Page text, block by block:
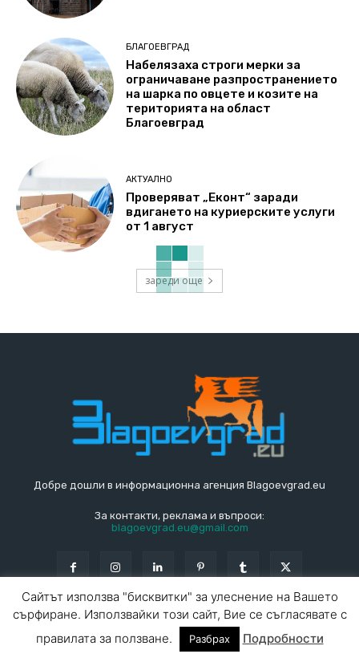
БЛАГОЕВГРАД
Набелязаха строги мерки за
ограничаване разпространението
на шарка по овцете и козите на
територията на област
Благоевград
АКТУАЛНО
Проверяват „Еконт“ заради
вдигането на куриерските услуги
от 1 август
зареди още
Добре дошли в информационна агенция Blagoevgrad.eu
За контакти, реклама и въпроси:
blagoevgrad.eu@gmail.com
© Blagoevgrad.EU 2010 - 2026 Общи условия |
СПРАВОЧНИК
Сайтът използва "бисквитки" за улеснение на Вашето
сърфиране. Използвайки този сайт, Вие се съгласявате с
правилата за ползване.
Разбрах Подробности